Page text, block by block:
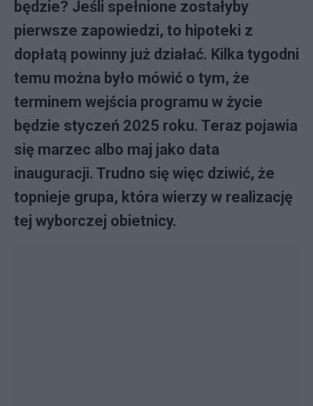
będzie? Jeśli spełnione zostałyby
pierwsze zapowiedzi, to hipoteki z
dopłatą powinny już działać. Kilka tygodni
temu można było mówić o tym, że
terminem wejścia programu w życie
będzie styczeń 2025 roku. Teraz pojawia
się marzec albo maj jako data
inauguracji. Trudno się więc dziwić, że
topnieje grupa, która wierzy w realizację
tej wyborczej obietnicy.